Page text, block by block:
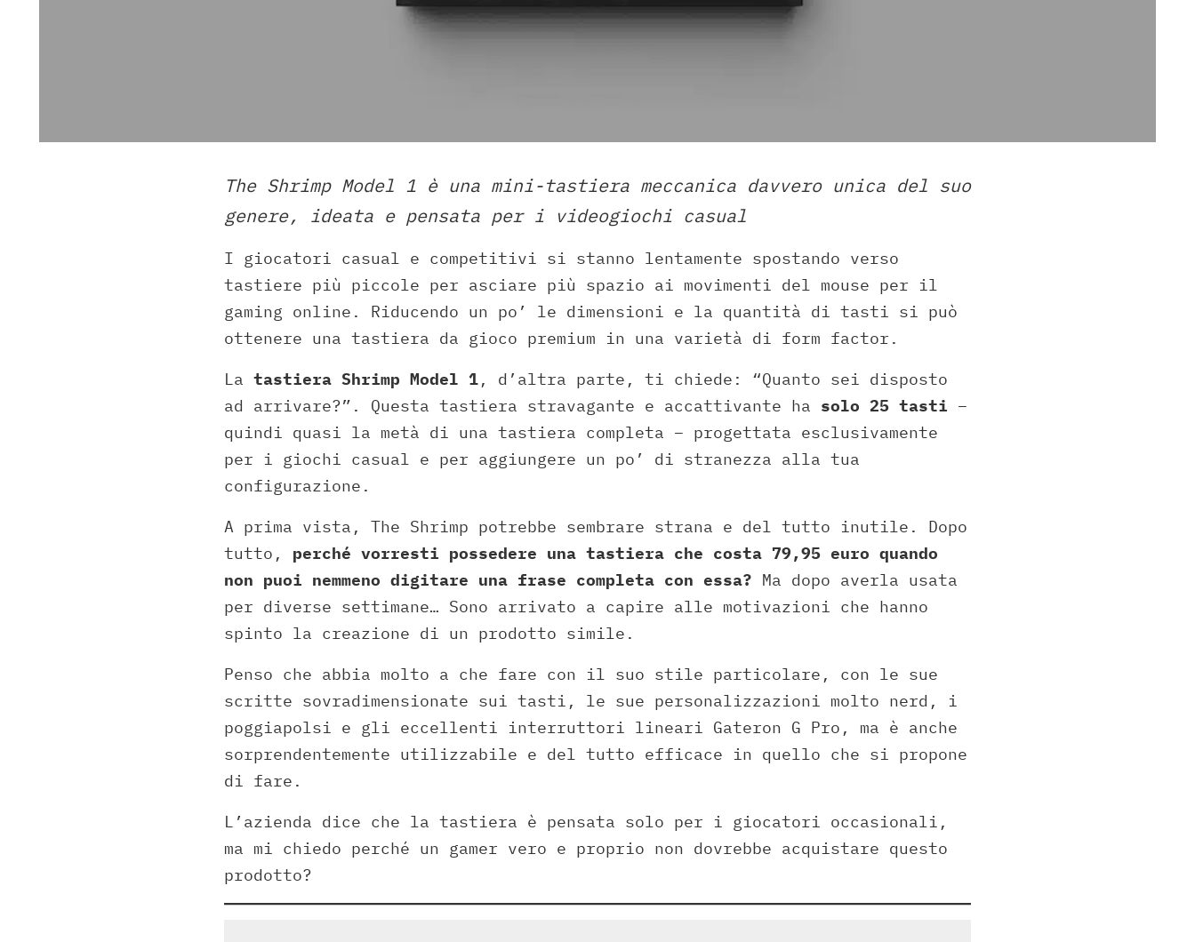
The Shrimp Model 1 è una mini-tastiera meccanica davvero unica del suo
genere, ideata e pensata per i videogiochi casual
I giocatori casual e competitivi si stanno lentamente spostando verso
tastiere più piccole per asciare più spazio ai movimenti del mouse per il
gaming online. Riducendo un po’ le dimensioni e la quantità di tasti si può
ottenere una tastiera da gioco premium in una varietà di form factor.
La tastiera Shrimp Model 1, d’altra parte, ti chiede: “Quanto sei disposto
ad arrivare?”. Questa tastiera stravagante e accattivante ha solo 25 tasti –
quindi quasi la metà di una tastiera completa – progettata esclusivamente
per i giochi casual e per aggiungere un po’ di stranezza alla tua
configurazione.
A prima vista, The Shrimp potrebbe sembrare strana e del tutto inutile. Dopo
tutto, perché vorresti possedere una tastiera che costa 79,95 euro quando
non puoi nemmeno digitare una frase completa con essa? Ma dopo averla usata
per diverse settimane… Sono arrivato a capire alle motivazioni che hanno
spinto la creazione di un prodotto simile.
Penso che abbia molto a che fare con il suo stile particolare, con le sue
scritte sovradimensionate sui tasti, le sue personalizzazioni molto nerd, i
poggiapolsi e gli eccellenti interruttori lineari Gateron G Pro, ma è anche
sorprendentemente utilizzabile e del tutto efficace in quello che si propone
di fare.
L’azienda dice che la tastiera è pensata solo per i giocatori occasionali,
ma mi chiedo perché un gamer vero e proprio non dovrebbe acquistare questo
prodotto?